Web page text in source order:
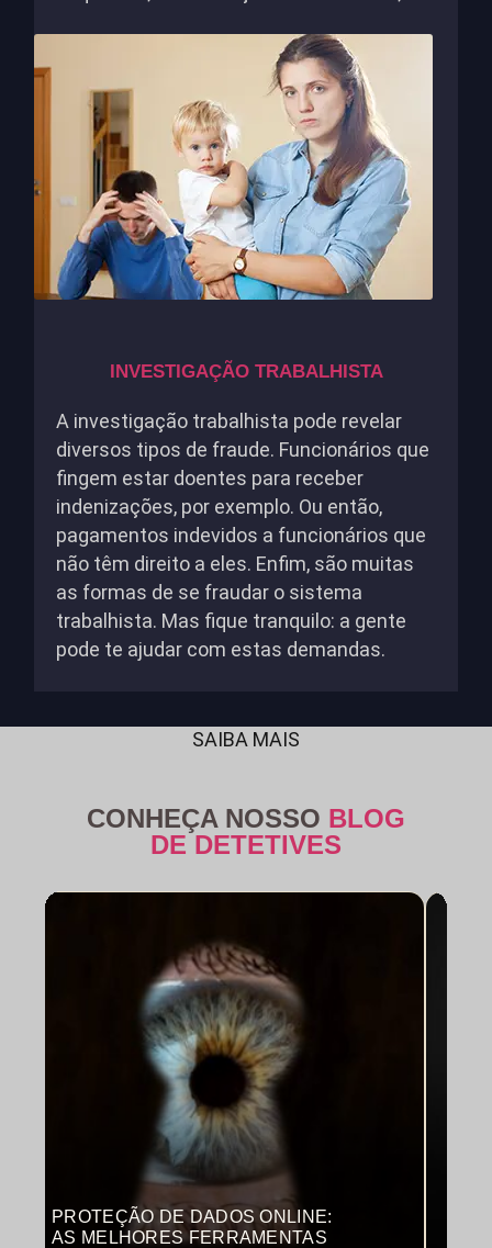
INVESTIGAÇÃO TRABALHISTA
A investigação trabalhista pode revelar
diversos tipos de fraude. Funcionários que
fingem estar doentes para receber
indenizações, por exemplo. Ou então,
pagamentos indevidos a funcionários que
não têm direito a eles. Enfim, são muitas
as formas de se fraudar o sistema
trabalhista. Mas fique tranquilo: a gente
pode te ajudar com estas demandas.
SAIBA MAIS
CONHEÇA NOSSO BLOG
DE DETETIVES
PROTEÇÃO DE DADOS ONLINE:
AS MELHORES FERRAMENTAS